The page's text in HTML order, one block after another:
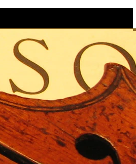
品を探す
一覧
ゴリ一覧
一覧
者一覧
ヘルプ
よくある質問•お客様の声
プライバシーポリシー
サービス
買取・下取り
委託販売
レンタル